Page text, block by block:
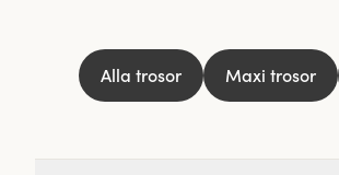
Alla trosor Maxi trosor